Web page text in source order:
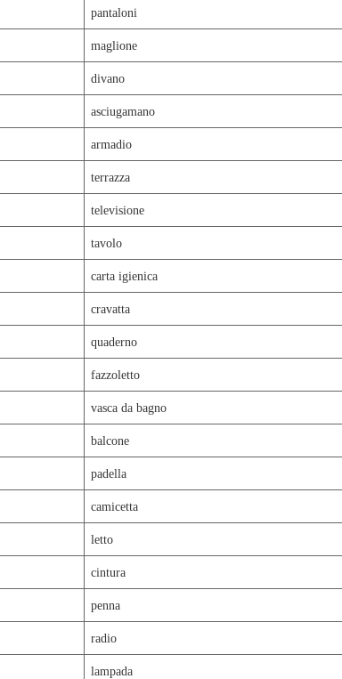
pantaloni
maglione
divano
asciugamano
armadio
terrazza
televisione
tavolo
carta igienica
cravatta
quaderno
fazzoletto
vasca da bagno
balcone
padella
camicetta
letto
cintura
penna
radio
lampada